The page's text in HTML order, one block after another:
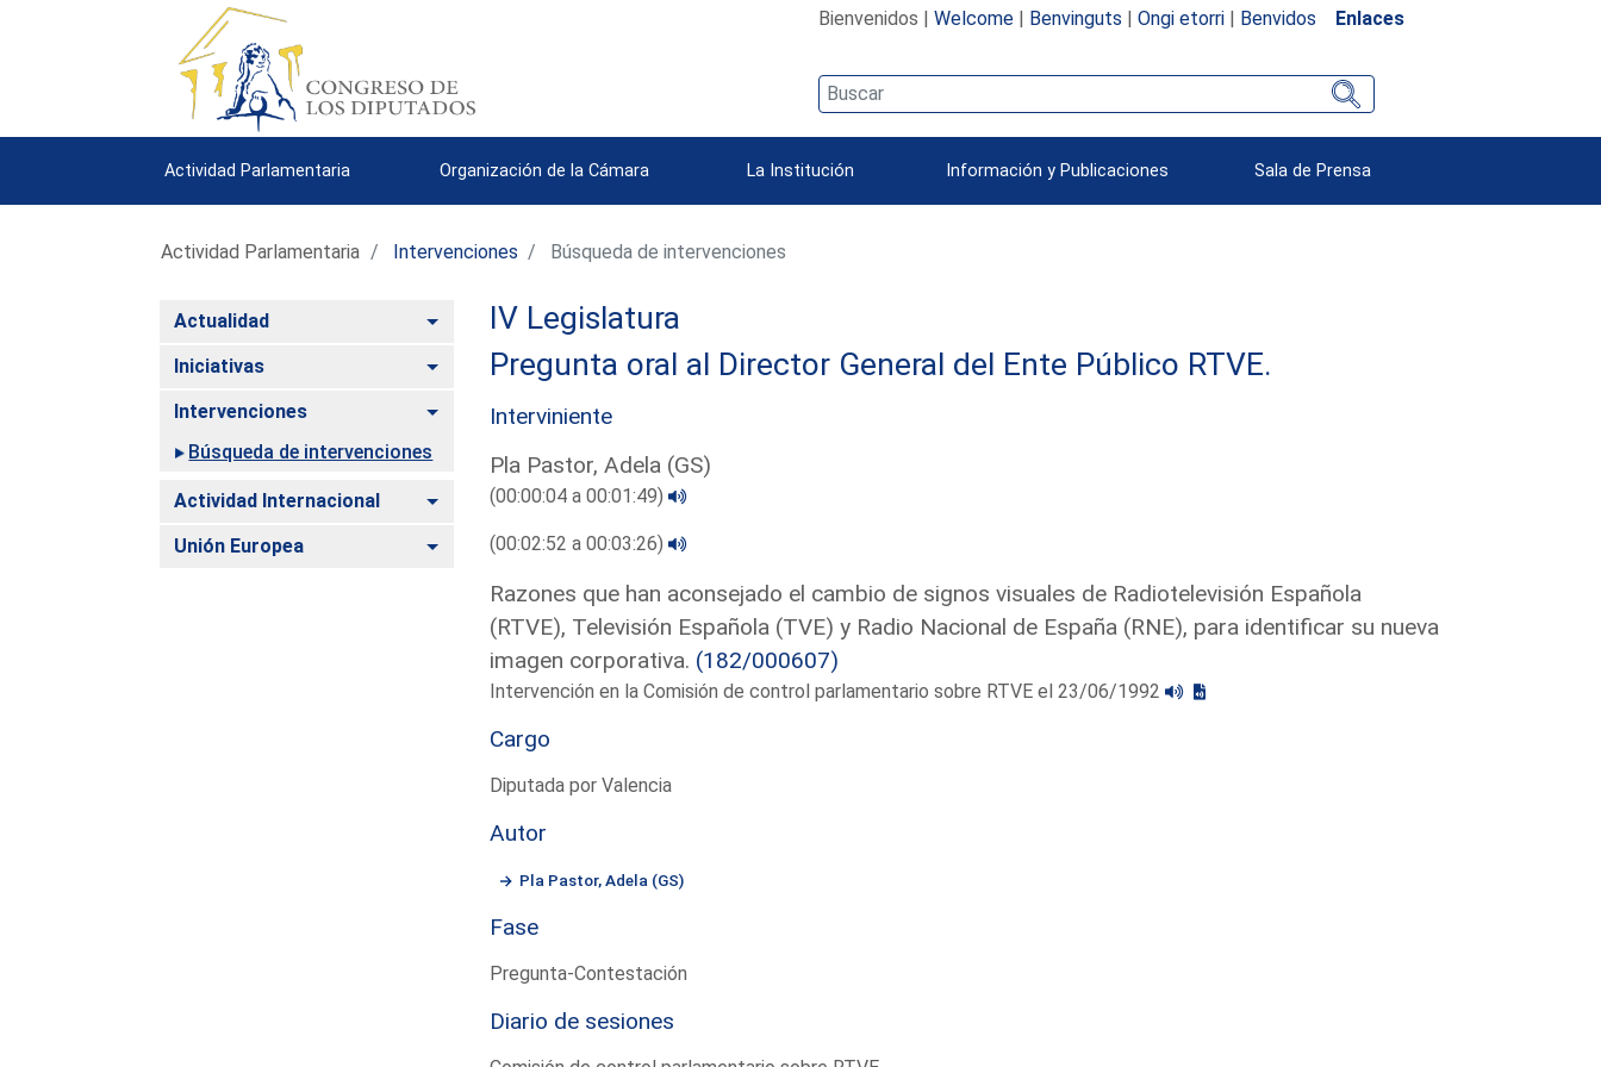
Bienvenidos | Welcome| Benvinguts | Ongi etorri| Benvidos Enlaces
Actividad Parlamentaria Organización de la Cámara La Institución Información y Publicaciones Sala de Prensa
Actividad Parlamentaria Intervenciones Búsqueda de intervenciones
Actualidad Alternar
Iniciativas Alternar
Intervenciones
Alternar
Búsqueda de intervenciones
Actividad Internacional Alternar
Unión Europea Alternar
IV Legislatura
Pregunta oral al Director General del Ente Público RTVE.
Interviniente
Pla Pastor, Adela (GS)
(00:00:04 a 00:01:49)
(00:02:52 a 00:03:26)
Razones que han aconsejado el cambio de signos visuales de Radiotelevisión Española
(RTVE), Televisión Española (TVE) y Radio Nacional de España (RNE), para identificar su nueva
imagen corporativa. (182/000607)
Intervención en la Comisión de control parlamentario sobre RTVE el 23/06/1992
Cargo
Diputada por Valencia
Autor
Pla Pastor, Adela (GS)
Fase
Pregunta-Contestación
Diario de sesiones